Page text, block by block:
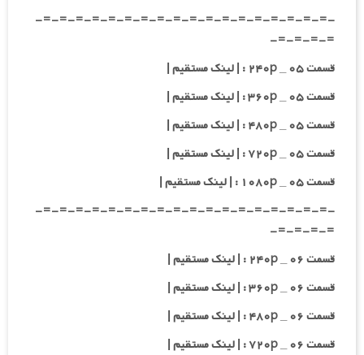
-=-=-=-=-=-=-=-=-=-=-=-=-=-=-=-=-=-=-
=-=-=-=-
قسمت ۰۵ _ ۲۴۰p : | لینک مستقیم |
قسمت ۰۵ _ ۳۶۰p : | لینک مستقیم |
قسمت ۰۵ _ ۴۸۰p : | لینک مستقیم |
قسمت ۰۵ _ ۷۲۰p : | لینک مستقیم |
قسمت ۰۵ _ ۱۰۸۰p : | لینک مستقیم |
-=-=-=-=-=-=-=-=-=-=-=-=-=-=-=-=-=-=-
=-=-=-=-
قسمت ۰۶ _ ۲۴۰p : | لینک مستقیم |
قسمت ۰۶ _ ۳۶۰p : | لینک مستقیم |
قسمت ۰۶ _ ۴۸۰p : | لینک مستقیم |
قسمت ۰۶ _ ۷۲۰p : | لینک مستقیم |